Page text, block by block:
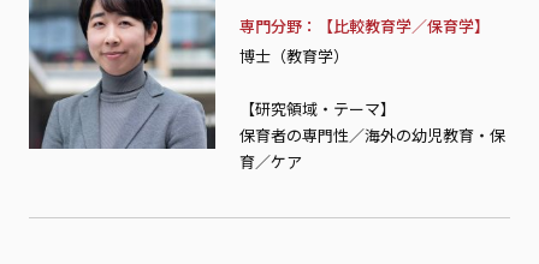
専門分野
【比較教育学／保育学】
博士（教育学）
【研究領域・テーマ】
保育者の専門性／海外の幼児教育・保
育／ケア